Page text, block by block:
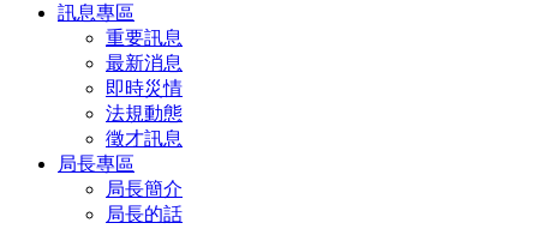
訊息專區
重要訊息
最新消息
即時災情
法規動態
徵才訊息
局長專區
局長簡介
局長的話